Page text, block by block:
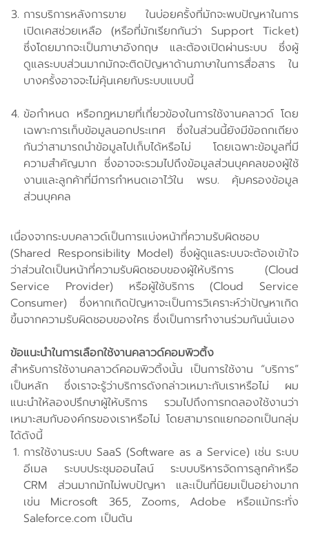
การบริการหลังการขาย ในบ่อยครั้งที่มักจะพบปัญหาในการ
เปิดเคสช่วยเหลือ (หรือที่มักเรียกกันว่า Support Ticket)
ซึ่งโดยมากจะเป็นภาษาอังกฤษ และต้องเปิดผ่านระบบ ซึ่งผู้
ดูแลระบบส่วนมากมักจะติดปัญหาด้านภาษาในการสื่อสาร ใน
บางครั้งอาจจะไม่คุ้นเคยกับระบบแบบนี้
ข้อกำหนด หรือกฎหมายที่เกี่ยวข้องในการใช้งานคลาวด์ โดย
เฉพาะการเก็บข้อมูลนอกประเทศ ซึ่งในส่วนนี้ยังมีข้อถกเถียง
กันว่าสามารถนำข้อมูลไปเก็บได้หรือไม่ โดยเฉพาะข้อมูลที่มี
ความสำคัญมาก ซึ่งอาจจะรวมไปถึงข้อมูลส่วนบุคคลของผู้ใช้
งานและลูกค้าที่มีการกำหนดเอาไว้ใน พรบ. คุ้มครองข้อมูล
ส่วนบุคคล
เนื่องจากระบบคลาวด์เป็นการแบ่งหน้าที่ความรับผิดชอบ
(Shared Responsibility Model) ซึ่งผู้ดูแลระบบจะต้องเข้าใจ
ว่าส่วนใดเป็นหน้าที่ความรับผิดชอบของผู้ให้บริการ (Cloud
Service Provider) หรือผู้ใช้บริการ (Cloud Service
Consumer) ซึ่งหากเกิดปัญหาจะเป็นการวิเคราะห์ว่าปัญหาเกิด
ขึ้นจากความรับผิดชอบของใคร ซึ่งเป็นการทำงานร่วมกันนั่นเอง
ข้อแนะนำในการเลือกใช้งานคลาวด์คอมพิวติ้ง
สำหรับการใช้งานคลาวด์คอมพิวติ้งนั้น เป็นการใช้งาน “บริการ”
เป็นหลัก ซึ่งเราจะรู้ว่าบริการดังกล่าวเหมาะกับเราหรือไม่ ผม
แนะนำให้ลองปรึกษาผู้ให้บริการ รวมไปถึงการทดลองใช้งานว่า
เหมาะสมกับองค์กรของเราหรือไม่ โดยสามารถแยกออกเป็นกลุ่ม
ได้ดังนี้
การใช้งานระบบ SaaS (Software as a Service) เช่น ระบบ
อีเมล ระบบประชุมออนไลน์ ระบบบริหารจัดการลูกค้าหรือ
CRM ส่วนมากมักไม่พบปัญหา และเป็นที่นิยมเป็นอย่างมาก
เข่น Microsoft 365, Zooms, Adobe หรือแม้กระทั่ง
Saleforce.com เป็นต้น